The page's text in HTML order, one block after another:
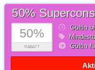
50%
RABATT
50%
Gültig
Gültig